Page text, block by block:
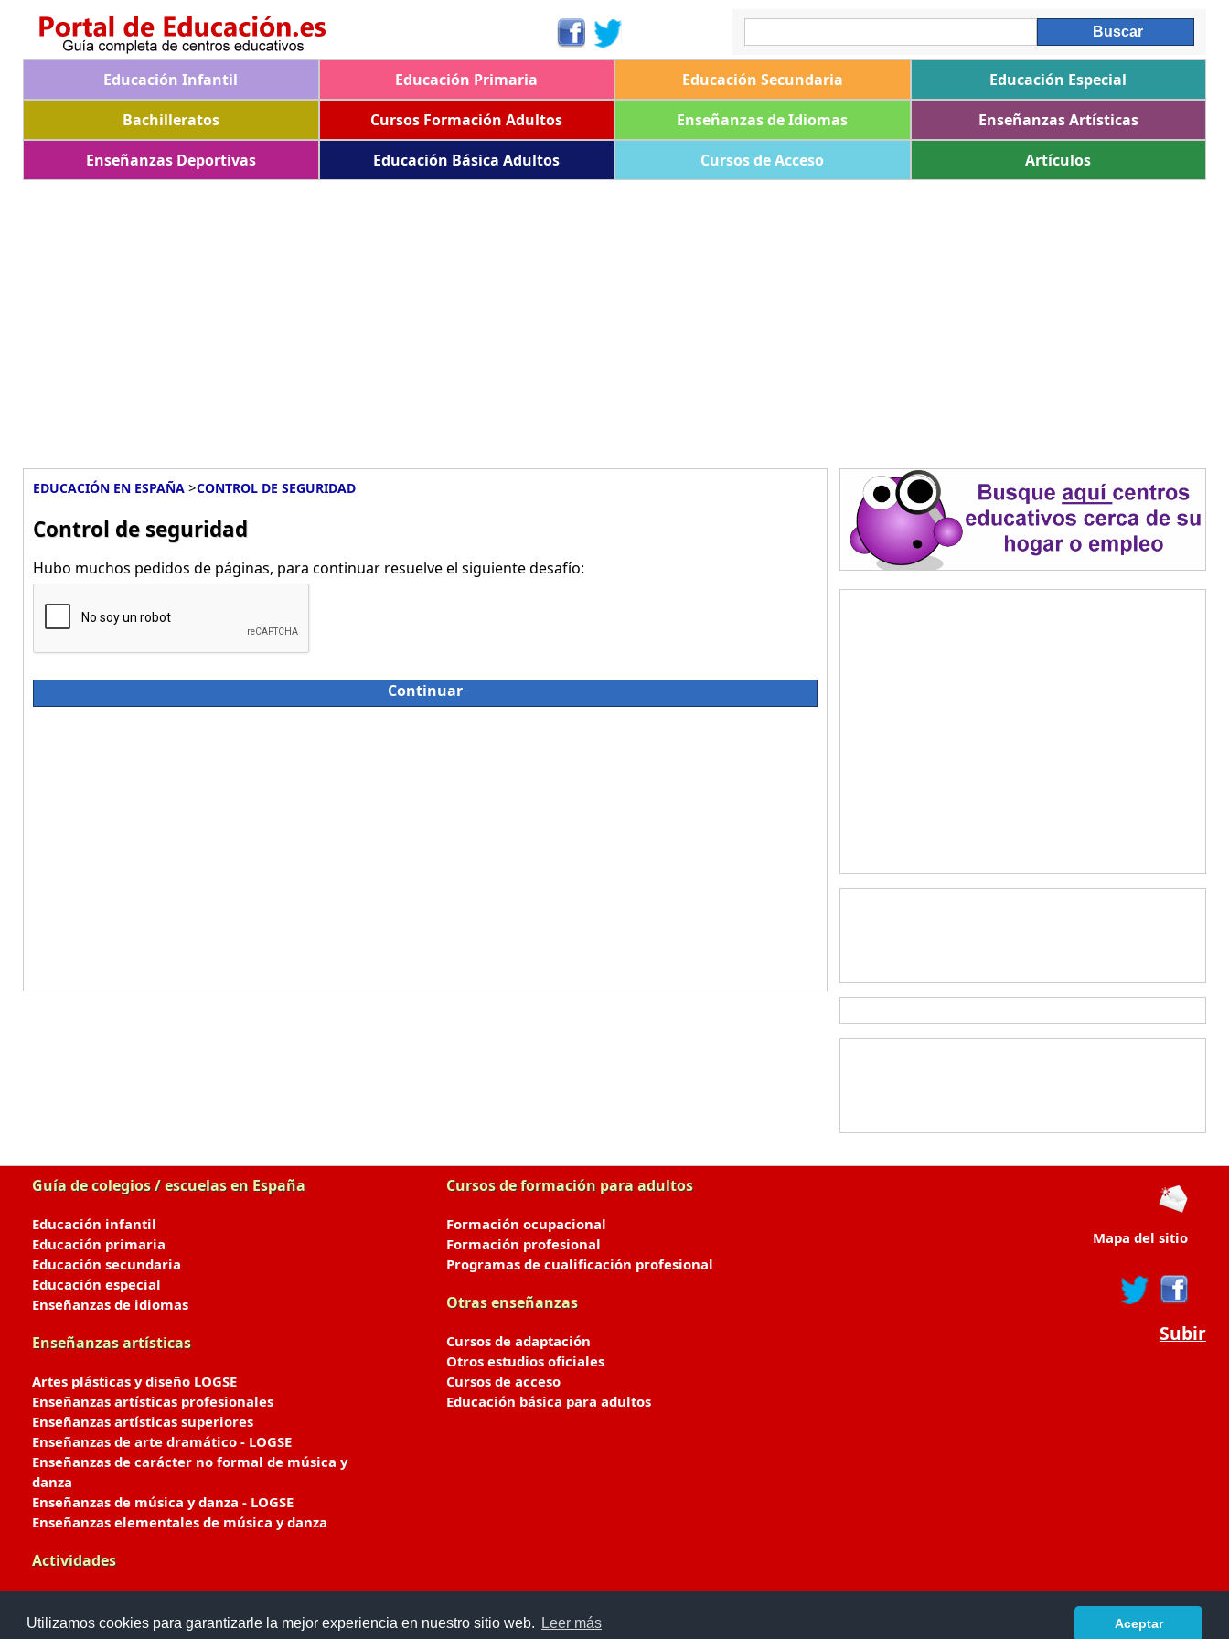
Utilizamos cookies para garantizarle la mejor experiencia en nuestro sitio web. Leer más Aceptar
Educación Infantil Educación Primaria Educación Secundaria
Educación Especial
Bachilleratos
Cursos Formación Adultos Enseñanzas de Idiomas
Enseñanzas Artísticas
Enseñanzas Deportivas
Educación Básica Adultos Cursos de Acceso Artículos
EDUCACIÓN EN ESPAÑA >CONTROL DE SEGURIDAD
Control de seguridad
Hubo muchos pedidos de páginas, para continuar resuelve el siguiente desafío:
Continuar
Guía de colegios / escuelas en España
Educación infantil
Educación primaria
Educación secundaria
Educación especial
Enseñanzas de idiomas
Enseñanzas artísticas
Artes plásticas y diseño LOGSE
Enseñanzas artísticas profesionales
Enseñanzas artísticas superiores
Enseñanzas de arte dramático - LOGSE
Enseñanzas de carácter no formal de música y
danza
Enseñanzas de música y danza - LOGSE
Enseñanzas elementales de música y danza
Actividades
Cursos de formación para adultos
Formación ocupacional
Formación profesional
Programas de cualificación profesional
Otras enseñanzas
Cursos de adaptación
Otros estudios oficiales
Cursos de acceso
Educación básica para adultos
Mapa del sitio
Subir